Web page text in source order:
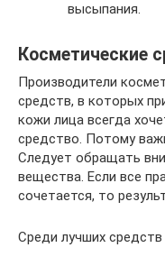
высыпания.
Косметические
Производители
средств, в которых
кожи лица всегда
средство. Потому
Следует обращать
вещества. Если все
сочетается, то
Среди лучших